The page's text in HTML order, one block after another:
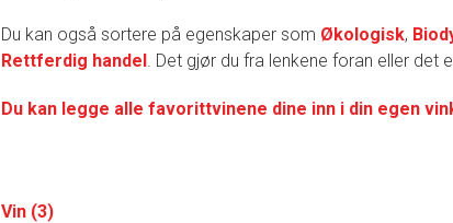
Du kan også sortere på egenskaper som Økologisk,
Rettferdig handel. Det gjør du fra lenkene foran eller det
Du kan legge alle favorittvinene dine inn i din egen
Vin (3)